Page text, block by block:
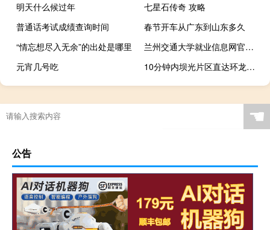
明天什么候过年
七星石传奇 攻略
普通话考试成绩查询时间
春节开车从广东到山东多久
“情忘想尽入无余”的出处是哪里
兰州交通大学就业信息网官网（兰州交通大学就业信息网）
元宵几号吃
10分钟内坝光片区直达环龙岐湾片区鹏坝通道正式动工建设 到底什么情况嘞
☚
公告